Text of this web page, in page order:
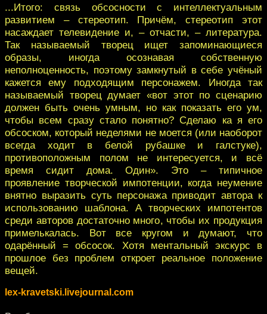
...Итого: связь обсосности с интеллектуальным
развитием – стереотип. Причём, стереотип этот
насаждает телевидение и, – отчасти, – литература.
Так называемый творец ищет запоминающиеся
образы, иногда осознавая собственную
неполноценность, поэтому замкнутый в себе учёный
кажется ему подходящим персонажем. Иногда так
называемый творец думает «вот этот по сценарию
должен быть очень умным, но как показать его ум,
чтобы всем сразу стало понятно? Сделаю ка я его
обсоском, который неделями не моется (или наоборот
всегда ходит в белой рубашке и галстуке),
противоположным полом не интересуется, и всё
время сидит дома. Один». Это – типичное
проявление творческой импотенции, когда неумение
внятно выразить суть персонажа приводит автора к
использованию шаблона. А творческих импотентов
среди авторов достаточно много, чтобы их продукция
примелькалась. Вот все кругом и думают, что
одарённый = обсосок. Хотя ментальный экскурс в
прошлое без проблем откроет реальное положение
вещей.
lex-kravetski.livejournal.com